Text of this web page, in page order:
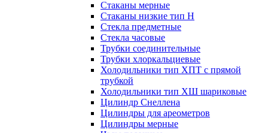
Стаканы мерные
Стаканы низкие тип Н
Стекла предметные
Стекла часовые
Трубки соединительные
Трубки хлоркальциевые
Холодильники тип ХПТ с прямой
трубкой
Холодильники тип ХШ шариковые
Цилиндр Снеллена
Цилиндры для ареометров
Цилиндры мерные